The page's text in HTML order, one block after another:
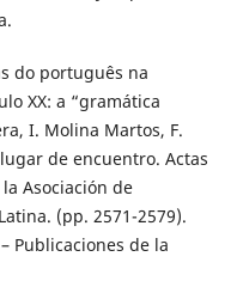
do português na
XX: a “gramática
I. Molina Martos, F.
de encuentro. Actas
Asociación de
(pp. 2571-2579).
Publicaciones de la